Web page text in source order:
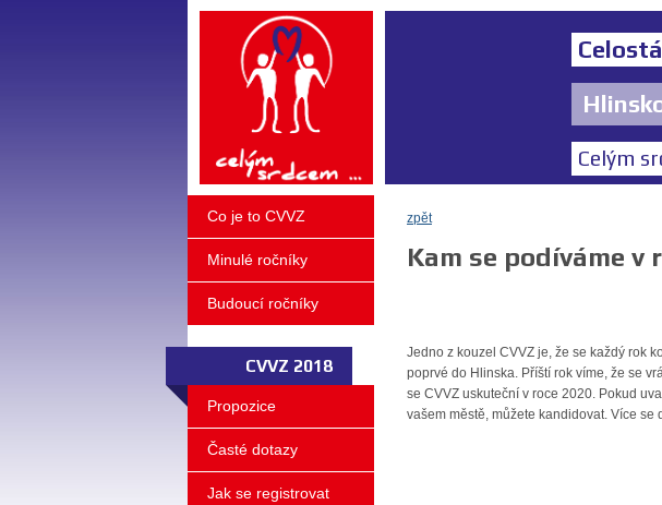
Celým
Co je to CVVZ
Minulé ročníky
Budoucí ročníky
CVVZ 2018
Propozice
Časté dotazy
Jak se registrovat
zpět
Kam se podíváme v
Jedno z kouzel CVVZ je, že se každý rok
poprvé do Hlinska. Příští rok víme, že se
se CVVZ uskuteční v roce 2020. Pokud
vašem městě, můžete kandidovat. Více se